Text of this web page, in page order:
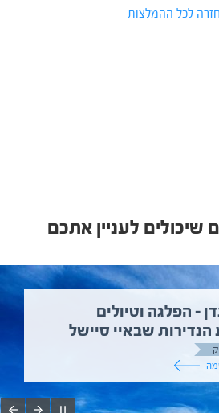
לכל ההמלצות
שיכולים לעניין אתכם
– הפלגה וטיולים
שבאיי סיישל